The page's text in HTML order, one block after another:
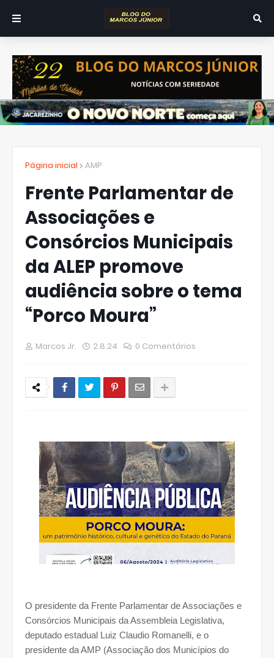
Página inicial AMP
Frente Parlamentar de
Associações e
Consórcios Municipais
da ALEP promove
audiência sobre o tema
“Porco Moura”
Marcos Jr. 2.8.24 0 Comentários
O presidente da Frente Parlamentar de Associações e
Consórcios Municipais da Assembleia Legislativa,
deputado estadual Luiz Claudio Romanelli, e o
presidente da AMP (Associação dos Municípios do